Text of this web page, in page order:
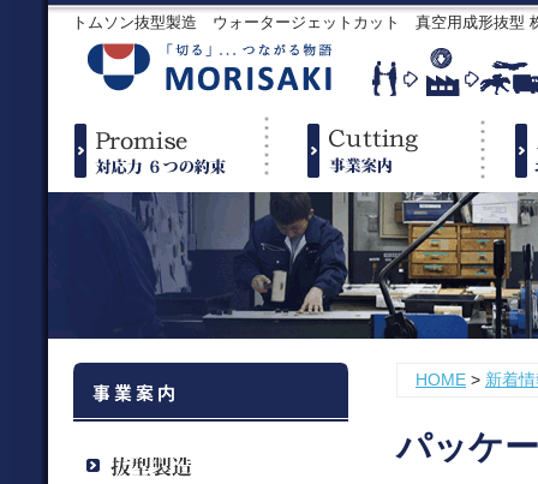
トムソン抜型製造 ウォータージェットカット 真空用成形抜
HOME > 新着
パッケ